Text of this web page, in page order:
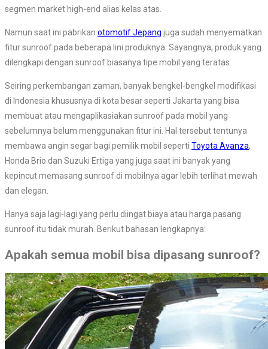
segmen market high-end alias kelas atas.
Namun saat ini pabrikan otomotif Jepang juga sudah menyematkan
fitur sunroof pada beberapa lini produknya. Sayangnya, produk yang
dilengkapi dengan sunroof biasanya tipe mobil yang teratas.
Seiring perkembangan zaman, banyak bengkel-bengkel modifikasi
di Indonesia khususnya di kota besar seperti Jakarta yang bisa
membuat atau mengaplikasiakan sunroof pada mobil yang
sebelumnya belum menggunakan fitur ini. Hal tersebut tentunya
membawa angin segar bagi pemilik mobil seperti Toyota Avanza,
Honda Brio dan Suzuki Ertiga yang juga saat ini banyak yang
kepincut memasang sunroof di mobilnya agar lebih terlihat mewah
dan elegan.
Hanya saja lagi-lagi yang perlu diingat biaya atau harga pasang
sunroof itu tidak murah. Berikut bahasan lengkapnya:
Apakah semua mobil bisa dipasang sunroof?